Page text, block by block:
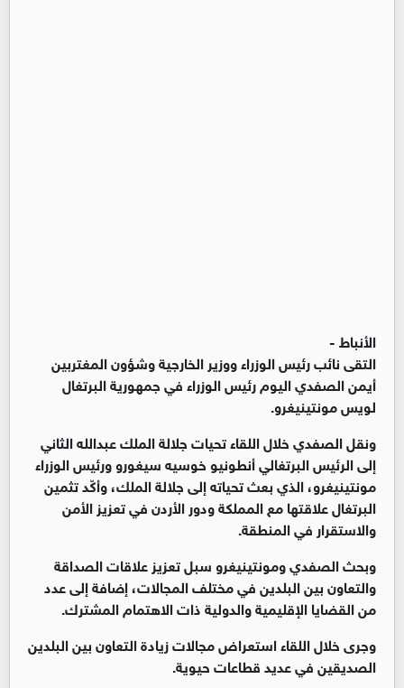
الأنباط -
التقى نائب رئيس الوزراء ووزير الخارجية وشؤون المغتربين
أيمن الصفدي اليوم رئيس الوزراء في جمهورية البرتغال
لويس مونتينيغرو.
ونقل الصفدي خلال اللقاء تحيات جلالة الملك عبدالله الثاني
إلى الرئيس البرتغالي أنطونيو خوسيه سيغورو ورئيس الوزراء
مونتينيغرو، الذي بعث تحياته إلى جلالة الملك، وأكّد تثمين
البرتغال علاقتها مع المملكة ودور الأردن في تعزيز الأمن
والاستقرار في المنطقة.
وبحث الصفدي ومونتينيغرو سبل تعزيز علاقات الصداقة
والتعاون بين البلدين في مختلف المجالات، إضافة إلى عدد
من القضايا الإقليمية والدولية ذات الاهتمام المشترك.
وجرى خلال اللقاء استعراض مجالات زيادة التعاون بين البلدين
الصديقين في عديد قطاعات حيوية.